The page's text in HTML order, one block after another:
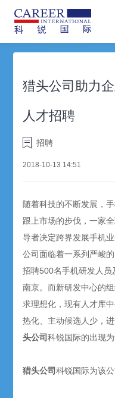
猎头公司助力
人才招聘
招聘
2018-10-13 14:51
随着科技的不断发展，
跟上市场的步伐，一家
导者决定跨界发展手机
公司面临着一系列严峻
招聘500名手机研发人员
南京。而新研发中心的
求理想化，现有人才库
热化、主动候选人少，
头公司科锐国际的出现
猎头公司科锐国际为该